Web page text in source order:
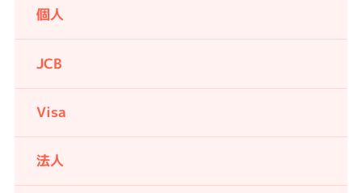
個人
JCB
Visa
法人